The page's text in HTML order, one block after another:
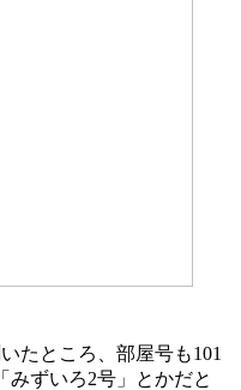
たところ、部屋号も101
みずいろ2号」とかだと